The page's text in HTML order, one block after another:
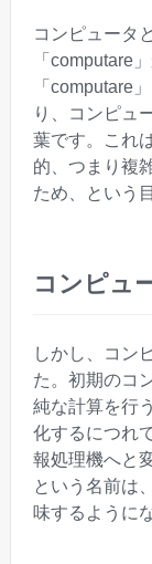
コンピュータ
「computare
「computare
り、コンピュ
葉です。これ
的、つまり複
ため、という
コンピュ
しかし、コン
た。初期のコ
純な計算を行
化するにつれ
報処理機へと
という名前は
味するように